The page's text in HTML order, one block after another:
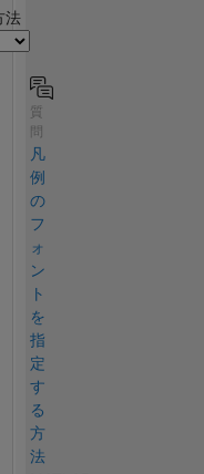
法
質
凡
例
の
フ
ォ
ン
ト
を
指
定
す
る
方
法